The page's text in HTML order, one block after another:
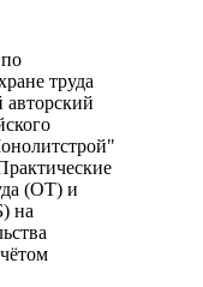
труда
(ОТ) и
на